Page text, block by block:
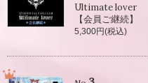
Ultimate lover
【会員ご継続】
5,300円(税込)